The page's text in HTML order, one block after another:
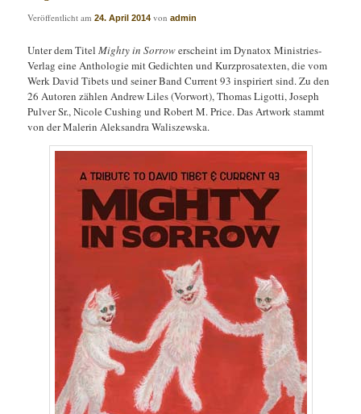
Veröffentlicht am24. April 2014 vonadmin
Unter dem TitelMighty in Sorrowerscheint im Dynatox Ministries-
Verlag eine Anthologie mit Gedichten und Kurzprosatexten, die vom
Werk David Tibets und seiner Band Current 93 inspiriert sind. Zu den
26 Autoren zählen Andrew Liles (Vorwort), Thomas Ligotti, Joseph
Pulver Sr., Nicole Cushing und Robert M. Price. Das Artwork stammt
von der Malerin Aleksandra Waliszewska.